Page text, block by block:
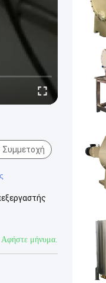
Συμμετοχή
Αφήστε μήνυμα.